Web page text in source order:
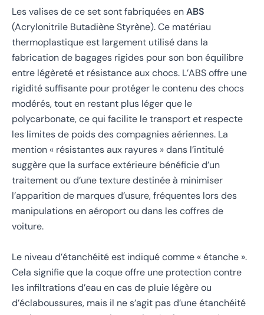
Les valises de ce set sont fabriquées enABS
(Acrylonitrile Butadiène Styrène). Ce matériau
thermoplastique est largement utilisé dans la
fabrication de bagages rigides pour son bon équilibre
entre légèreté et résistance aux chocs. L’ABS offre une
rigidité suffisante pour protéger le contenu des chocs
modérés, tout en restant plus léger que le
polycarbonate, ce qui facilite le transport et respecte
les limites de poids des compagnies aériennes. La
mention « résistantes aux rayures » dans l’intitulé
suggère que la surface extérieure bénéficie d’un
traitement ou d’une texture destinée à minimiser
l’apparition de marques d’usure, fréquentes lors des
manipulations en aéroport ou dans les coffres de
voiture.
Le niveau d’étanchéité est indiqué comme « étanche ».
Cela signifie que la coque offre une protection contre
les infiltrations d’eau en cas de pluie légère ou
d’éclaboussures, mais il ne s’agit pas d’une étanchéité